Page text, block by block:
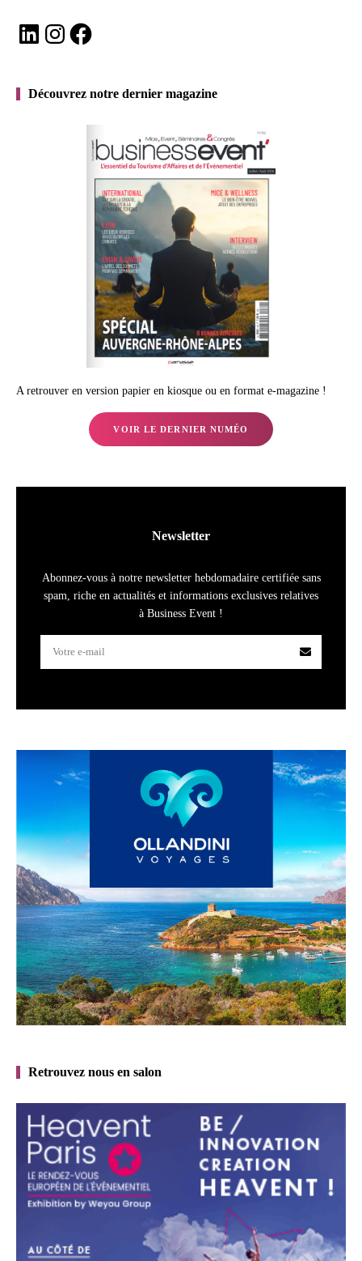
LinkedInInstagramFacebook
Découvrez notre dernier magazine
A retrouver en version papier en kiosque ou en format e-magazine !
VOIR LE DERNIER NUMÉO
Newsletter
Abonnez-vous à notre newsletter hebdomadaire certifiée sans
spam, riche en actualités et informations exclusives relatives
à Business Event !
Retrouvez nous en salon